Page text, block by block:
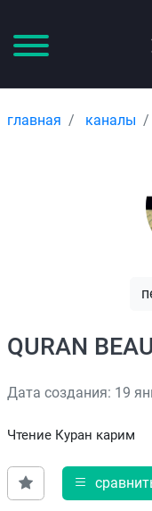
главная каналы
QURAN
Дата создания: 19
Чтение Куран карим